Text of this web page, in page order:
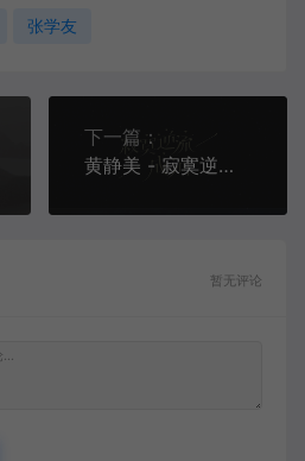
张学友
下一篇：
黄静美 - 寂寞逆流成河[MP3-320K/FLAC][8.56M/24.9M]
暂无评论